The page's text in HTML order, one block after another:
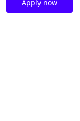
Apply now